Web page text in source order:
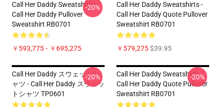
Call Her Daddy Sweatshirts -
Call Her Daddy Pullover
Sweatshirt RB0701
￥593,775 - ￥695,275
-20%
Call Her Daddy Sweatshirts -
Call Her Daddy Quote Pullover
Sweatshirt RB0701
￥579,275$39.95
Call Her Daddy スウェットシ
ャツ - Call Her Daddy スウェッ
トシャツ TP0601
-20%
Call Her Daddy Sweatshirts -
Call Her Daddy Quote Pullover
Sweatshirt RB0701
-20%